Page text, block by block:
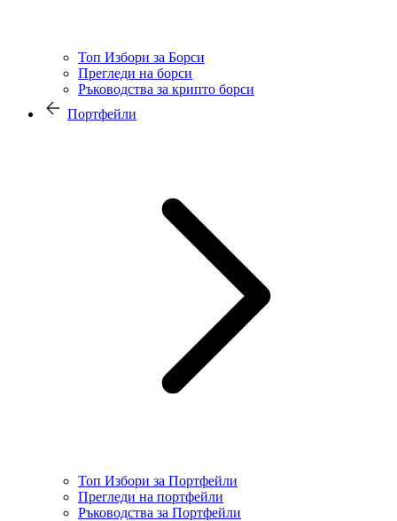
Топ Избори за Борси
Прегледи на борси
Ръководства за крипто борси
Портфейли
Топ Избори за Портфейли
Прегледи на портфейли
Ръководства за Портфейли